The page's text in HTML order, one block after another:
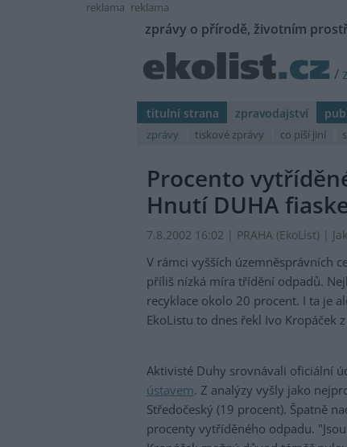
reklama reklama
zprávy o přírodě, životním
/
titulní strana zpravodajství
zprávy tiskové zprávy co píší jiní
Procento
Hnutí DUHA
7.8.2002 16:02 | PRAHA (EkoList) |
V rámci vyšších územněsprávních
příliš nízká míra třídění odpadů.
recyklace okolo 20 procent. I ta je
EkoListu to dnes řekl Ivo Kropáček
Aktivisté Duhy srovnávali oficiální
ústavem. Z analýzy vyšly jako
Středočeský (19 procent). Špatně
procenty vytříděného odpadu.